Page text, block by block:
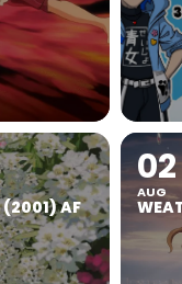
(2001) AF
02
AUG